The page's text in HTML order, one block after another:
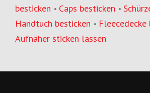
besticken • Caps besticken •
Handtuch besticken • Fleecedecke
Aufnäher sticken lassen